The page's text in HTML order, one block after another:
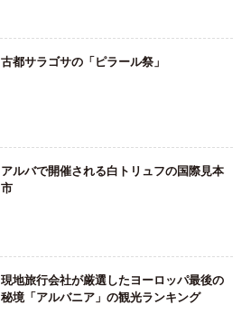
古都サラゴサの「ピラール祭」
アルバで開催される白トリュフの国際見本
市
現地旅行会社が厳選したヨーロッパ最後の
秘境「アルバニア」の観光ランキング